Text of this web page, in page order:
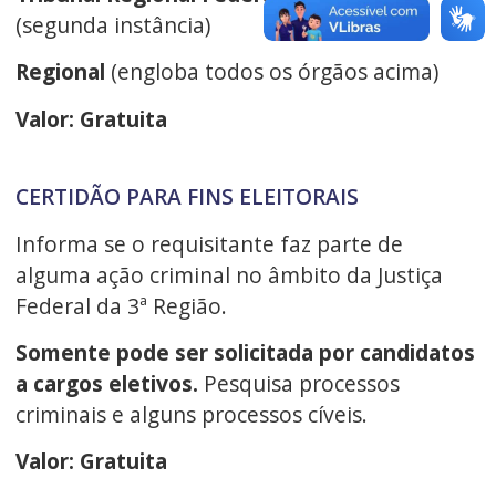
(segunda instância)
Regional (engloba todos os órgãos acima)
Valor: Gratuita
CERTIDÃO PARA FINS ELEITORAIS
Informa se o requisitante faz parte de
alguma ação criminal no âmbito da Justiça
Federal da 3ª Região.
Somente pode ser solicitada por candidatos
a cargos eletivos. Pesquisa processos
criminais e alguns processos cíveis.
Valor: Gratuita